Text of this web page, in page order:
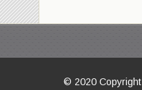
© 2020 Copyright